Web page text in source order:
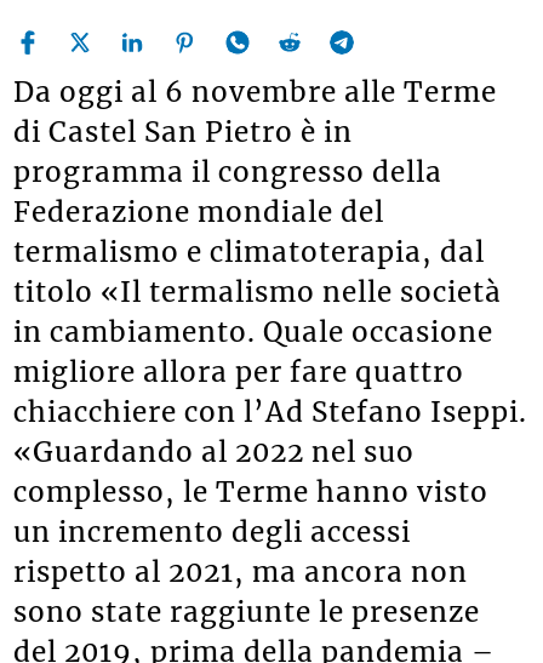
Da oggi al 6 novembre alle Terme
di Castel San Pietro è in
programma il congresso della
Federazione mondiale del
termalismo e climatoterapia, dal
titolo «Il termalismo nelle società
in cambiamento. Quale occasione
migliore allora per fare quattro
chiacchiere con l’Ad Stefano Iseppi.
«Guardando al 2022 nel suo
complesso, le Terme hanno visto
un incremento degli accessi
rispetto al 2021, ma ancora non
sono state raggiunte le presenze
del 2019, prima della pandemia –